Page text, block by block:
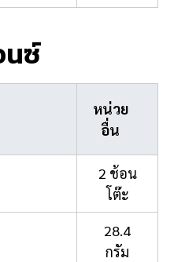
นซ์
หน่วย
อื่น
2 ช้อน
โต๊ะ
28.4
กรัม